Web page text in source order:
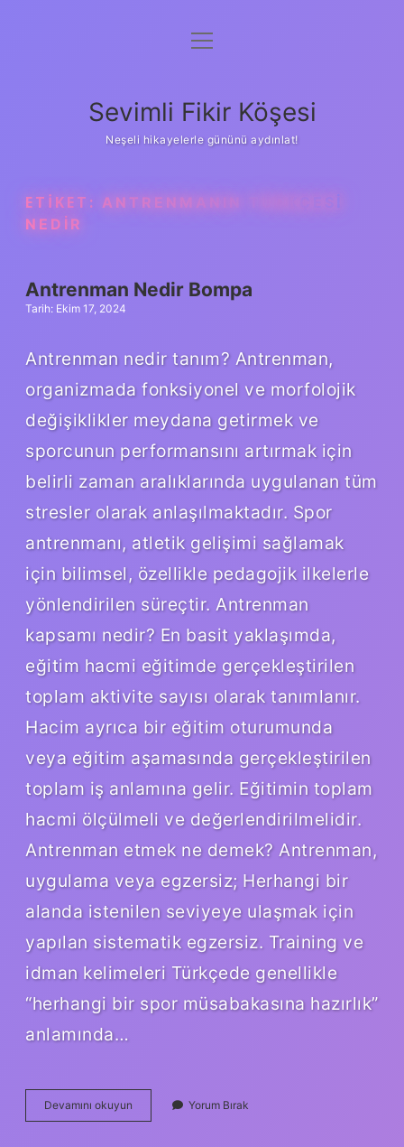
Anasayfa
Yasal Uyarı
menüyü
Sevimli Fikir Köşesi
Neşeli hikayelerle gününü aydınlat!
ETIKET: ANTRENMANIN TÜRKÇESI
NEDIR
Antrenman Nedir Bompa
Tarih: Ekim 17, 2024
Antrenman nedir tanım? Antrenman,
organizmada fonksiyonel ve morfolojik
değişiklikler meydana getirmek ve
sporcunun performansını artırmak için
belirli zaman aralıklarında uygulanan tüm
stresler olarak anlaşılmaktadır. Spor
antrenmanı, atletik gelişimi sağlamak
için bilimsel, özellikle pedagojik ilkelerle
yönlendirilen süreçtir. Antrenman
kapsamı nedir? En basit yaklaşımda,
eğitim hacmi eğitimde gerçekleştirilen
toplam aktivite sayısı olarak tanımlanır.
Hacim ayrıca bir eğitim oturumunda
veya eğitim aşamasında gerçekleştirilen
toplam iş anlamına gelir. Eğitimin toplam
hacmi ölçülmeli ve değerlendirilmelidir.
Antrenman etmek ne demek? Antrenman,
uygulama veya egzersiz; Herhangi bir
alanda istenilen seviyeye ulaşmak için
yapılan sistematik egzersiz. Training ve
idman kelimeleri Türkçede genellikle
“herhangi bir spor müsabakasına hazırlık”
anlamında…
Devamını okuyun Antrenman
Nedir
Yorum Bırak